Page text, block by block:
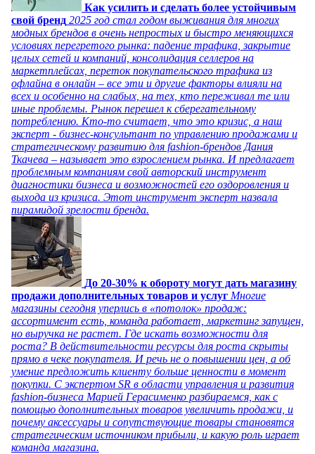
Как усилить и сделать более устойчивым
свой бренд 2025 год стал годом выживания для многих
модных брендов в очень непростых и быстро меняющихся
условиях перегретого рынка: падение трафика, закрытие
целых сетей и компаний, консолидация селлеров на
маркетплейсах, переток покупательского трафика из
офлайна в онлайн – все эти и другие факторы влияли на
всех и особенно на слабых, на тех, кто переживал те или
иные проблемы. Рынок перешел к сберегательному
потреблению. Кто-то считает, что это кризис, а наш
эксперт - бизнес-консультант по управлению продажами и
стратегическому развитию для fashion-брендов Дания
Ткачева – называет это взрослением рынка. И предлагает
проблемным компаниям свой авторский инструмент
диагностики бизнеса и возможностей его оздоровления и
выхода из кризиса. Этот инструмент эксперт назвала
пирамидой зрелости бренда.
До 20-30% к обороту могут дать магазину
продажи дополнительных товаров и услуг Многие
магазины сегодня уперлись в «потолок» продаж:
ассортимент есть, команда работает, маркетинг запущен,
но выручка не растет. Где искать возможности для
роста? В действительности ресурсы для роста скрыты
прямо в чеке покупателя. И речь не о повышении цен, а об
умение предложить клиенту больше ценности в момент
покупки. С экспертом SR в области управления и развития
fashion-бизнеса Марией Герасименко разбираемся, как с
помощью дополнительных товаров увеличить продажи, и
почему аксессуары и сопутствующие товары становятся
стратегическим источником прибыли, и какую роль играет
команда магазина.